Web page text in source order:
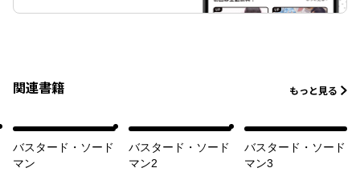
関連書籍 もっと見る
バスタード・ソード
マン
バスタード・ソード
マン2
バスタード・ソード
マン3